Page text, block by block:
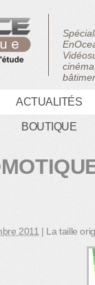
ACTUALITÉS
BOUTIQUE
2011 | La taille